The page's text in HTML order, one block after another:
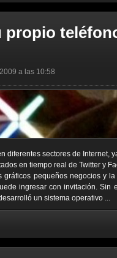
propio
a las 10:58
diferentes sectores de Internet,
en tiempo real de Twitter y
gráficos pequeños negocios y
ingresar con invitación. Sin
un sistema operativo ...